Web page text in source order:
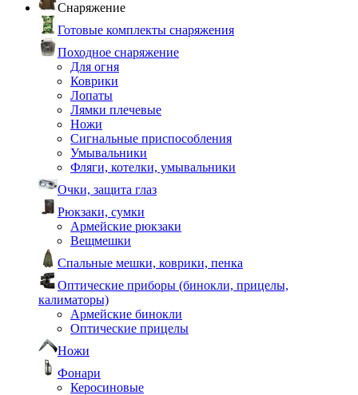
Снаряжение
Готовые комплекты снаряжения
Походное снаряжение
Для огня
Коврики
Лопаты
Лямки плечевые
Ножи
Сигнальные приспособления
Умывальники
Фляги, котелки, умывальники
Очки, защита глаз
Рюкзаки, сумки
Армейские рюкзаки
Вещмешки
Спальные мешки, коврики, пенка
Оптические приборы (бинокли, прицелы,
калиматоры)
Армейские бинокли
Оптические прицелы
Ножи
Фонари
Керосиновые